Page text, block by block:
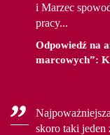
i Marzec
pracy...
Odpowiedź na
marcowych”:
skoro taki jeden